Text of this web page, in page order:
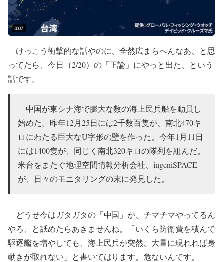
けっこう衝撃的な話やのに、全然広まらへんなあ、と思
ってたら、今日（2/20）の「正論」にやっと出た、という
話です。
中国が東シナ海で膨大な数の海上民兵船を動員し
始めた。昨年12月25日には2千数百隻が、南北470キ
ロにわたる巨大なU字形の壁を作った。今年1月11日
には1400隻が、同じく南北320キロの隊列を組んだ。
米台をまたぐ地理空間情報分析会社、ingeniSPACE
が、日々のモニタリングの末に発見した。
どうせ今はガタガタの「中国」が、チマチマやってるん
やろ、と舐めたらあきませんね。「いくら防衛費を積んで
駆逐艦を増やしても、海上民兵が突然、大量に現れれば身
動きが取れない」と書いてはります。危ないんです。